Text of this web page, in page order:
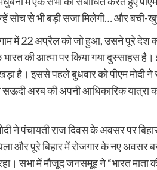
सोच से भी बड़ी सजा मिलेगी… और बची-
में 22 अप्रैल को जो हुआ, उसने पूरे देश
भारत की आत्मा पर किया गया दुस्साहस
है। इससे पहले बुधवार को पीएम मोदी ने
सऊदी अरब की अपनी आधिकारिक यात्रा
ने पंचायती राज दिवस के अवसर पर
और पूरे बिहार में रोजगार के नए
सभा में मौजूद जनसमूह ने “भारत माता